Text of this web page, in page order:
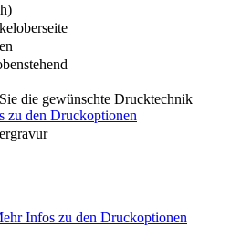
die gewünschte Drucktechnik
zu den Druckoptionen
Infos zu den Druckoptionen